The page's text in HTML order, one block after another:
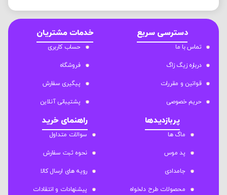
دسترسی سریع
تماس با ما
درباره زیگ زاگ
قوانین و مقررات
حریم خصوصی
خدمات مشتریان
حساب کاربری
فروشگاه
پیگیری سفارش
پشتیبانی آنلاین
پربازدیدها
ماگ ها
پد موس
جامدادی
محصولات طرح دلخواه
راهنمای خرید
سوالات متداول
نحوه ثبت سفارش
رویه های ارسال کالا
پیشنهادات و انتقادات